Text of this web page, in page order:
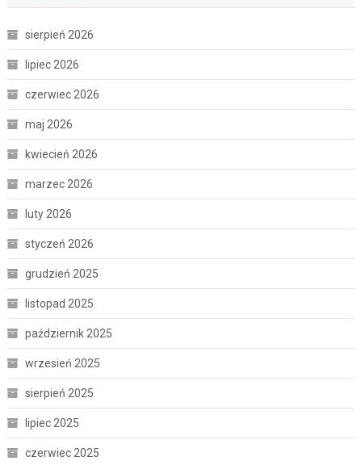
sierpień 2026
lipiec 2026
czerwiec 2026
maj 2026
kwiecień 2026
marzec 2026
luty 2026
styczeń 2026
grudzień 2025
listopad 2025
październik 2025
wrzesień 2025
sierpień 2025
lipiec 2025
czerwiec 2025